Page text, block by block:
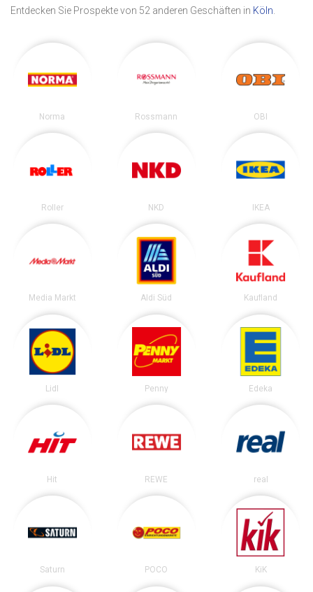
Entdecken Sie Prospekte von 52 anderen Geschäften in Köln
Norma Rossmann OBI
Roller NKD IKEA
Media Markt Aldi Süd Kaufland
Lidl Penny Edeka
Hit REWE real
Saturn POCO KiK